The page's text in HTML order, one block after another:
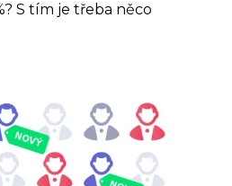
S tím je třeba něco